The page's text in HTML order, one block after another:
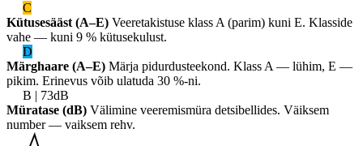
C
Kütusesääst (A–E) Veeretakistuse klass A (parim) kuni E. Klasside
vahe — kuni 9 % kütusekulust.
D
Märghaare (A–E) Märja pidurdusteekond. Klass A — lühim, E —
pikim. Erinevus võib ulatuda 30 %-ni.
B | 73dB
Müratase (dB) Välimine veeremismüra detsibellides. Väiksem
number — vaiksem rehv.